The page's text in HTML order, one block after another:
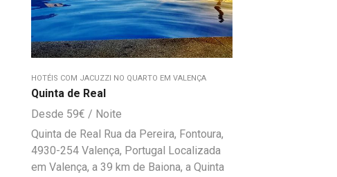
HOTÉIS COM JACUZZI NO QUARTO EM VALENÇA
Quinta de Real
59€
Quinta de Real Rua da Pereira, Fontoura,
4930-254 Valença, Portugal Localizada
em Valença, a 39 km de Baiona, a Quinta